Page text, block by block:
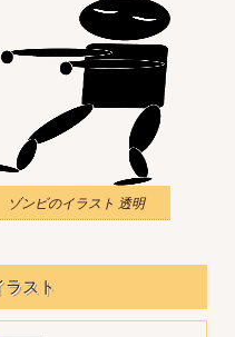
ゾンビのイラスト 透明
ラスト